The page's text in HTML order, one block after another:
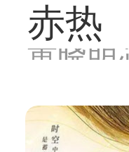
赤热
黄晓明